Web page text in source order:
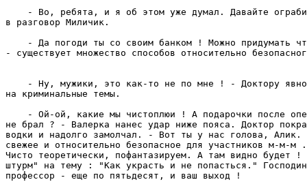
- Во, ребята, и я об этом уже думал. Давайте
в разговор Миличик.
- Да погоди ты со своим банком ! Можно придумать
- Ну, мужики, это как-то не по мне ! - Доктору явно
на криминальные темы.
- Ой-ой, какие мы чистоплюи ! А подарочки после
не брал ? - Валерка нанес удар ниже пояса. Доктор
водки и надолго замолчал. - Вот ты у нас голова, Алик.
свежее и относительно безопасное для участников м-м-
Чисто теоретически, пофантазируем. А там видно будет !
штурм" на тему : "Как украсть и не попасться." Господин
профессор - еще по пятьдесят, и ваш выход !